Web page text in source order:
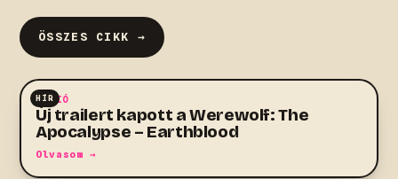
ÖSSZES CIKK →
HÍR
AKCIÓ
Új trailert kapott a Werewolf: The
Apocalypse – Earthblood
Olvasom →